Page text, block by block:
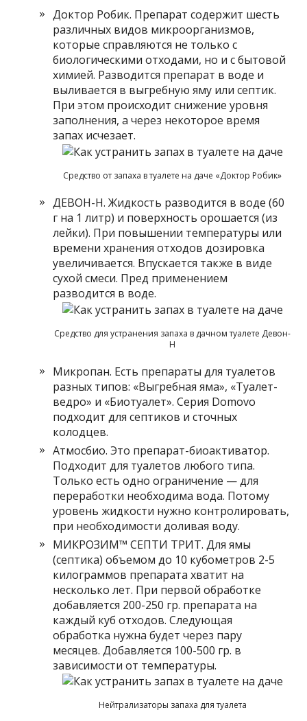
Доктор Робик. Препарат содержит шесть
различных видов микроорганизмов,
которые справляются не только с
биологическими отходами, но и с бытовой
химией. Разводится препарат в воде и
выливается в выгребную яму или септик.
При этом происходит снижение уровня
заполнения, а через некоторое время
запах исчезает.
Средство от запаха в туалете на даче «Доктор Робик»
ДЕВОН-Н. Жидкость разводится в воде (60
г на 1 литр) и поверхность орошается (из
лейки). При повышении температуры или
времени хранения отходов дозировка
увеличивается. Впускается также в виде
сухой смеси. Пред применением
разводится в воде.
Средство для устранения запаха в дачном туалете Девон-
Н
Микропан. Есть препараты для туалетов
разных типов: «Выгребная яма», «Туалет-
ведро» и «Биотуалет». Серия Domovo
подходит для септиков и сточных
колодцев.
Атмосбио. Это препарат-биоактиватор.
Подходит для туалетов любого типа.
Только есть одно ограничение — для
переработки необходима вода. Потому
уровень жидкости нужно контролировать,
при необходимости доливая воду.
МИКРОЗИМ™ CЕПТИ ТРИТ. Для ямы
(септика) объемом до 10 кубометров 2-5
килограммов препарата хватит на
несколько лет. При первой обработке
добавляется 200-250 гр. препарата на
каждый куб отходов. Следующая
обработка нужна будет через пару
месяцев. Добавляется 100-500 гр. в
зависимости от температуры.
Нейтрализаторы запаха для туалета